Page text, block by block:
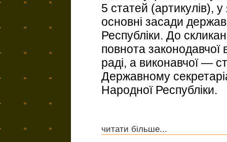
5 статей (артикулів),
основні засади
Республіки. До
повнота
раді, а виконавчої —
Державному
Народної Республіки.
читати більше...